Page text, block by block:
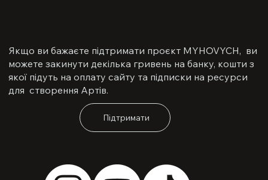
Якщо ви бажаєте підтримати проєкт MYHOVYCH, ви
можете закинути декілька гривень на банку, кошти з
якої підуть на оплату сайту та підписки на ресурси
для створення Артів.
Підтримати